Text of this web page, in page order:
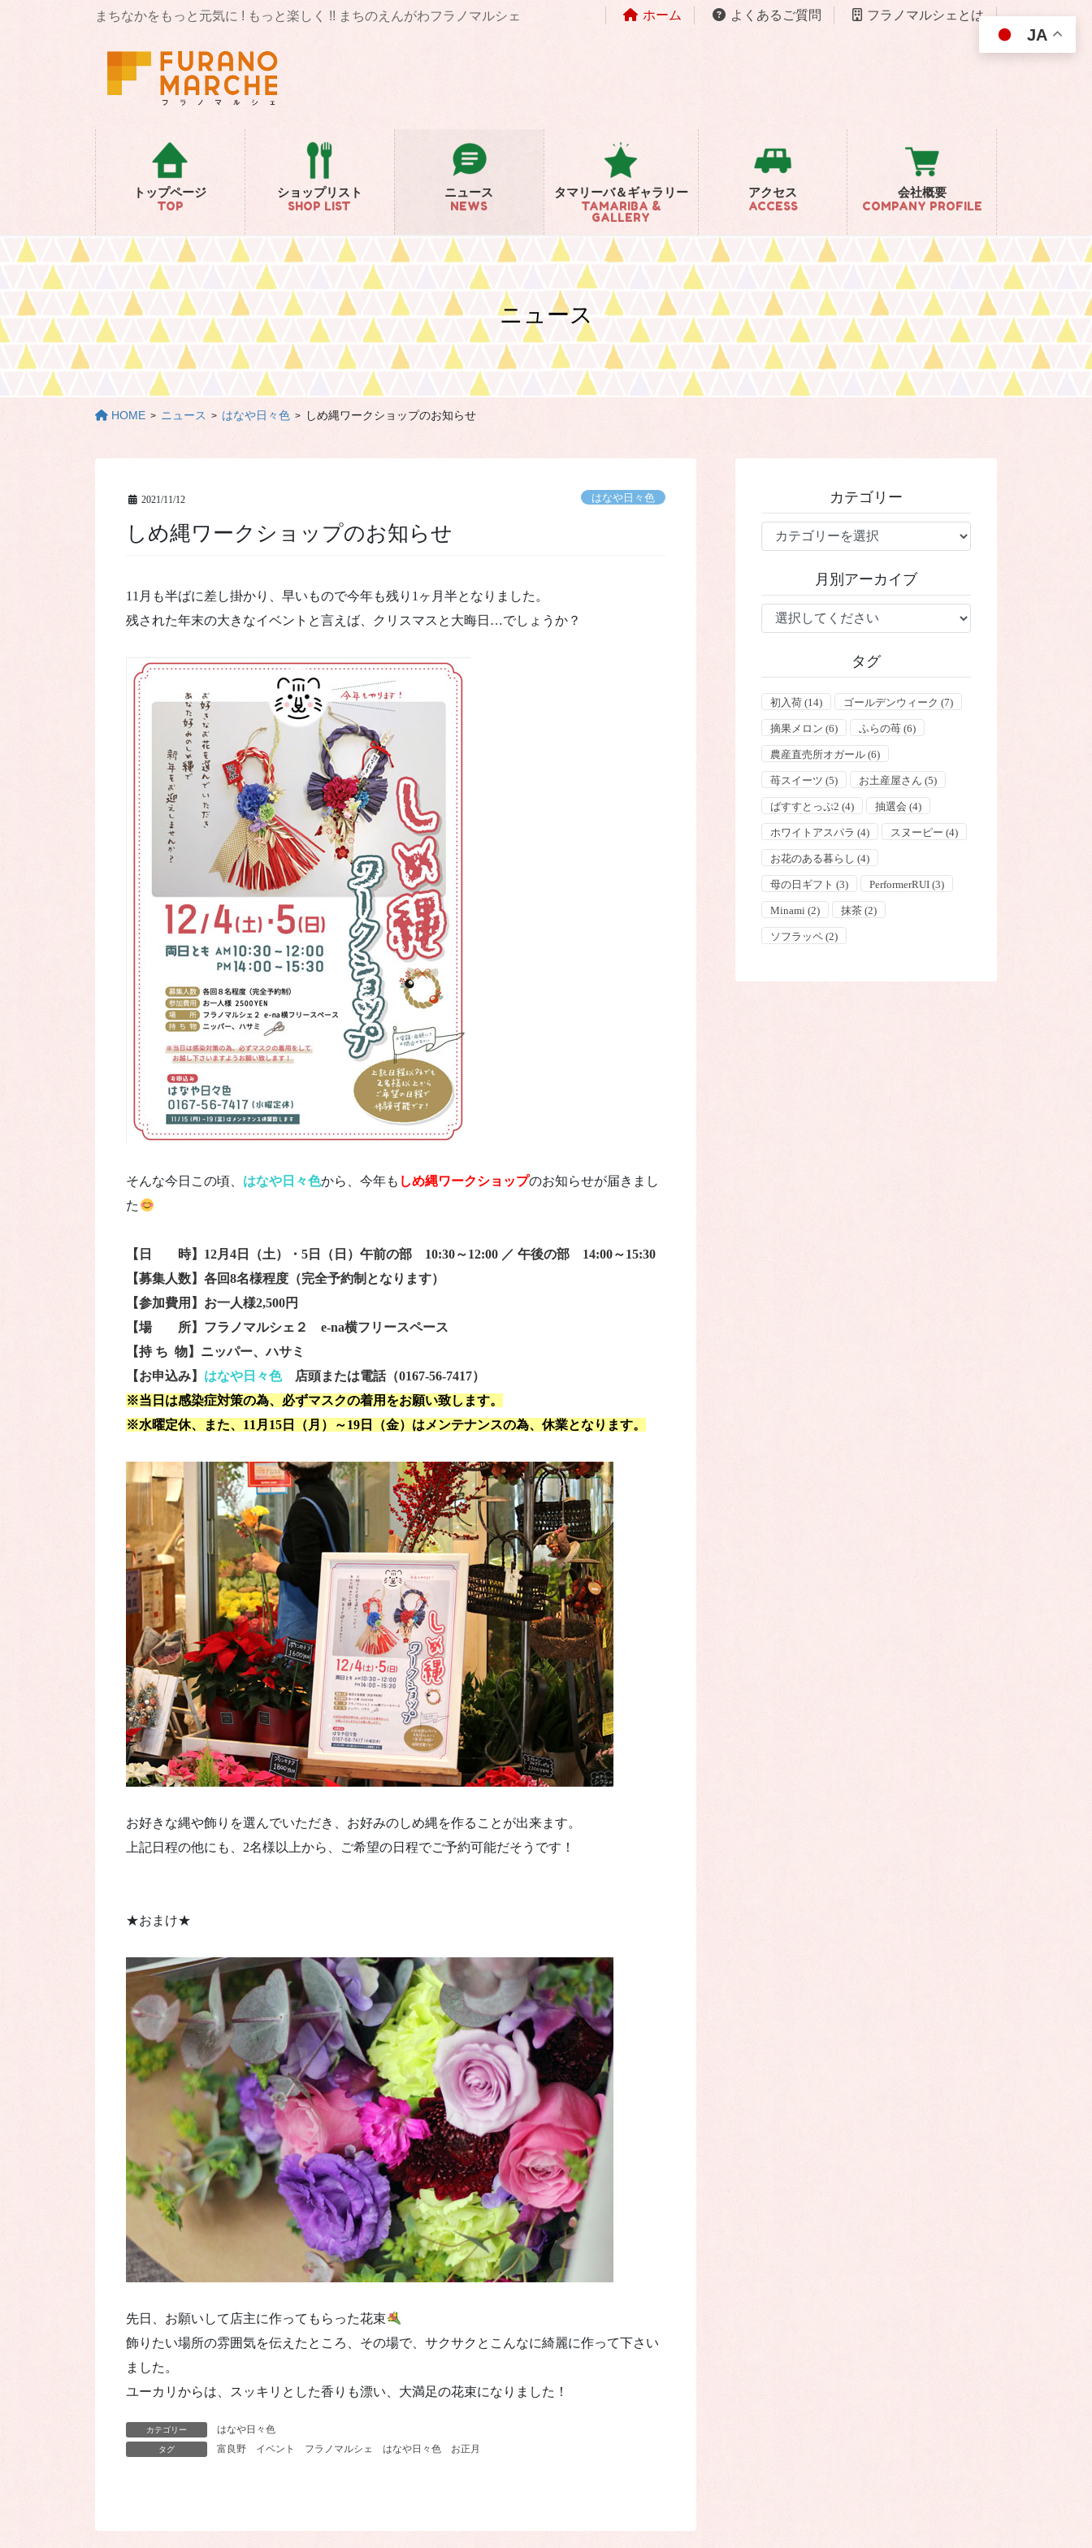
まちなかをもっと元気に ! もっと楽しく !! まちのえんがわフラノマルシェ ホーム よくあるご質問 フラノマルシェとは
トップページ
TOP
ショップリスト
SHOP LIST
ニュース
NEWS
タマリーバ＆ギャラリー
TAMARIBA &
GALLERY
アクセス
ACCESS
会社概要
COMPANY PROFILE
ニュース
HOME ニュース はなや日々色 しめ縄ワークショップのお知らせ
2021/11/12 はなや日々色
しめ縄ワークショップのお知らせ
11月も半ばに差し掛かり、早いもので今年も残り1ヶ月半となりました。
残された年末の大きなイベントと言えば、クリスマスと大晦日…でしょうか？
そんな今日この頃、 はなや日々色から、今年も しめ縄ワークショップのお知らせが届きまし
た
【日 時】12月4日（土）・5日（日）午前の部 10:30～12:00 ／ 午後の部 14:00～15:30
【募集人数】各回8名様程度（完全予約制となります）
【参加費用】お一人様2,500円
【場 所】フラノマルシェ２ e-na横フリースペース
【持 ち 物】ニッパー、ハサミ
【お申込み】 はなや日々色店頭または電話（0167-56-7417）
※当日は感染症対策の為、必ずマスクの着用をお願い致します。
※水曜定休、また、11月15日（月）～19日（金）はメンテナンスの為、休業となります。
お好きな縄や飾りを選んでいただき、お好みのしめ縄を作ることが出来ます。
上記日程の他にも、2名様以上から、ご希望の日程でご予約可能だそうです！
★おまけ★
先日、お願いして店主に作ってもらった花束
飾りたい場所の雰囲気を伝えたところ、その場で、サクサクとこんなに綺麗に作って下さい
ました。
ユーカリからは、スッキリとした香りも漂い、大満足の花束になりました！
カテゴリー はなや日々色
タグ 富良野 イベント フラノマルシェ はなや日々色 お正月
カテゴリー
テ
ー
月別アーカイブ
タグ
初入荷 (14) ゴールデンウィーク (7)
摘果メロン (6) ふらの苺 (6)
農産直売所オガール (6)
苺スイーツ (5) お土産屋さん (5)
ばすすとっぷ2 (4) 抽選会 (4)
ホワイトアスパラ (4) スヌーピー (4)
お花のある暮らし (4)
母の日ギフト (3) PerformerRUI (3)
Minami (2) 抹茶 (2)
ソフラッペ (2)
JA